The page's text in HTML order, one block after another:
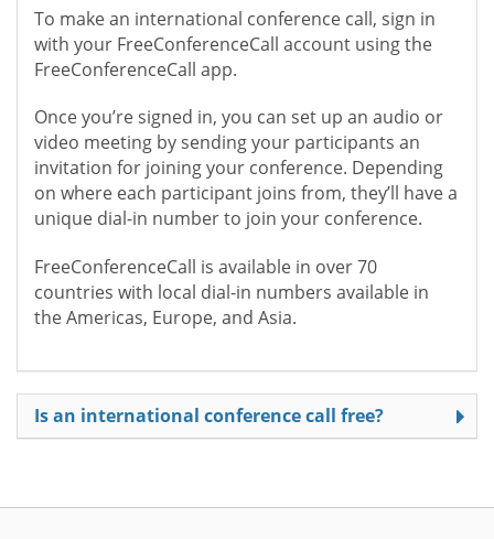
To make an international conference call, sign in
with your FreeConferenceCall account using the
FreeConferenceCall app.
Once you’re signed in, you can set up an audio or
video meeting by sending your participants an
invitation for joining your conference. Depending
on where each participant joins from, they’ll have a
unique dial-in number to join your conference.
FreeConferenceCall is available in over 70
countries with local dial-in numbers available in
the Americas, Europe, and Asia.
Is an international conference call free?